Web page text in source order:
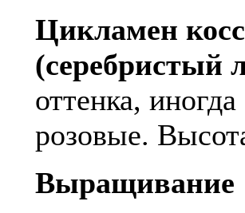
Цикламен
(серебристый
оттенка,
розовые.
Выращивание